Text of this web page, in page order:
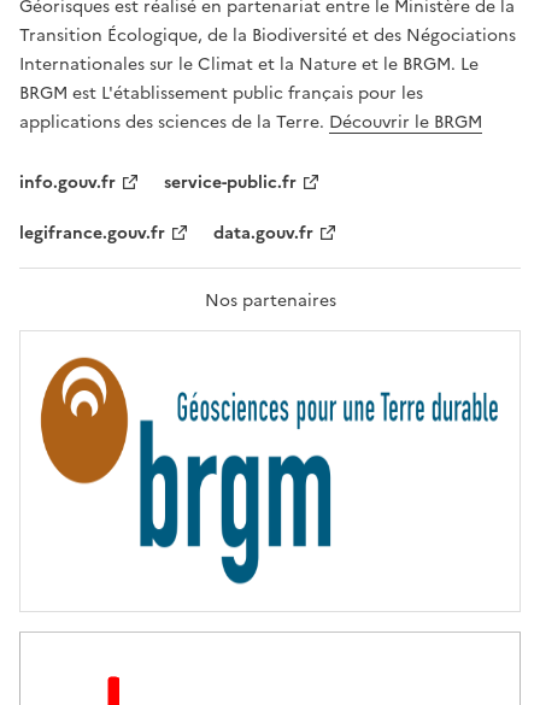
T
É
,
É
G
A
L
F
A
T
R
T
É
Géorisques est réalisé en partenariat entre le Ministère de la
Transition Écologique, de la Biodiversité et des Négociations
Internationales sur le Climat et la Nature et le BRGM. Le
BRGM est L'établissement public français pour les
applications des sciences de la Terre. Découvrir le BRGM
info.gouv.fr
service-public.fr
legifrance.gouv.fr
data.gouv.fr
Nos partenaires